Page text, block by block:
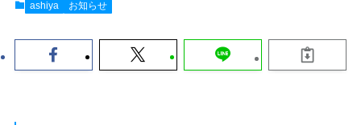
ashiya お知らせ